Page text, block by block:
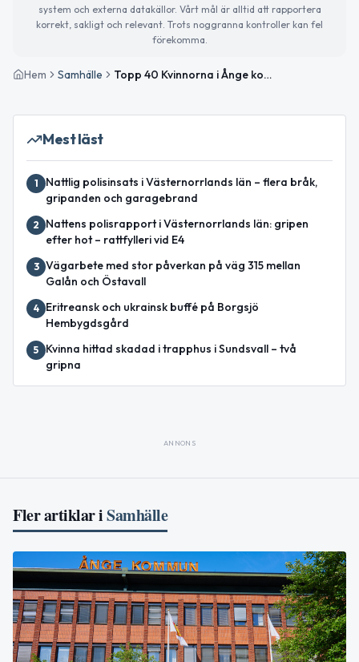
system och externa datakällor. Vårt mål är alltid att rapportera
korrekt, sakligt och relevant. Trots noggranna kontroller kan fel
förekomma.
Hem Samhälle Topp 40 Kvinnorna i Ånge kommun med högst taxerad inkomst
Mest läst
1
Nattlig polisinsats i Västernorrlands län – flera bråk,
gripanden och garagebrand
2
Nattens polisrapport i Västernorrlands län: gripen
efter hot – rattfylleri vid E4
3 Vägarbete med stor påverkan på väg 315 mellan
Galån och Östavall
4
Eritreansk och ukrainsk buffé på Borgsjö
Hembygdsgård
5
Kvinna hittad skadad i trapphus i Sundsvall – två
gripna
ANNONS
Fler artiklar iSamhälle